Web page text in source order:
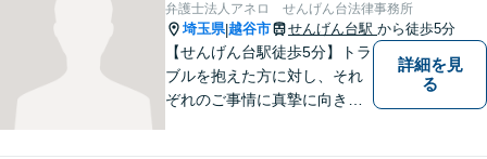
弁護士法人アネロ せんげん台法律事務所
埼玉県|越谷市 せんげん台駅 から徒歩5分
【せんげん台駅徒歩5分】トラ
ブルを抱えた方に対し、それ
ぞれのご事情に真摯に向き合
詳細を見
る